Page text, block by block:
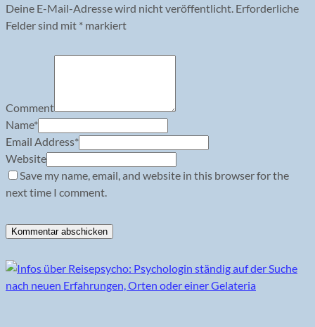
Deine E-Mail-Adresse wird nicht veröffentlicht. Erforderliche
Felder sind mit * markiert
Comment
Name*
Email Address*
Website
Save my name, email, and website in this browser for the
next time I comment.